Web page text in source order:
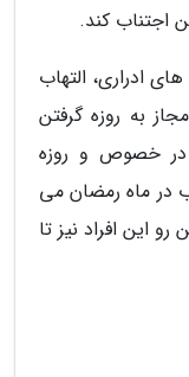
اجتناب کند.
ادراری، التهاب
به روزه گرفتن
در خصوص و روزه
در ماه رمضان می
این افراد نیز تا